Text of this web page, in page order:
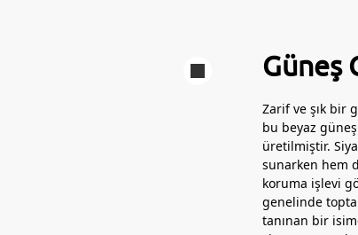
Güneş
Zarif ve şık bir
bu beyaz
üretilmiştir.
sunarken hem
koruma işlevi
genelinde
tanınan bir